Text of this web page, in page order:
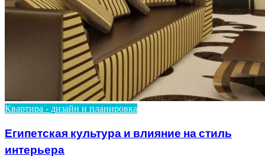
Квартира - дизайн и планировка
Египетская культура и влияние на стиль
интерьера